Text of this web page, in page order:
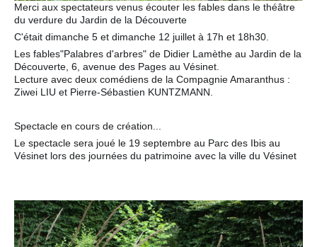
Merci aux spectateurs venus écouter les fables dans le théâtre
du verdure du Jardin de la Découverte
C'était dimanche 5 et dimanche 12 juillet à 17h et 18h30.
Les fables"Palabres d'arbres" de Didier Lamèthe au Jardin de la
Découverte, 6, avenue des Pages au Vésinet.
Lecture avec deux comédiens de la Compagnie Amaranthus :
Ziwei LIU et Pierre-Sébastien KUNTZMANN.
Spectacle en cours de création...
Le spectacle sera joué le 19 septembre au Parc des Ibis au
Vésinet lors des journées du patrimoine avec la ville du Vésinet